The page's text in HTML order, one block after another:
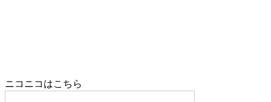
ニコニコはこちら